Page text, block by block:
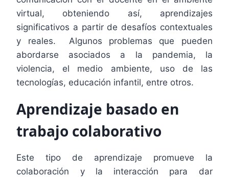
virtual, obteniendo así, aprendizajes
significativos a partir de desafíos contextuales
y reales. Algunos problemas que pueden
abordarse asociados a la pandemia, la
violencia, el medio ambiente, uso de las
tecnologías, educación infantil, entre otros.
Aprendizaje basado en
trabajo colaborativo
Este tipo de aprendizaje promueve la
colaboración y la interacción para dar